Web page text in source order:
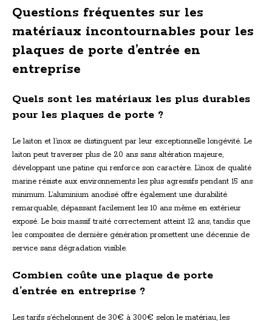
Questions fréquentes sur les
matériaux incontournables pour les
plaques de porte d’entrée en
entreprise
Quels sont les matériaux les plus durables
pour les plaques de porte ?
Le laiton et l’inox se distinguent par leur exceptionnelle longévité. Le
laiton peut traverser plus de 20 ans sans altération majeure,
développant une patine qui renforce son caractère. L’inox de qualité
marine résiste aux environnements les plus agressifs pendant 15 ans
minimum. L’aluminium anodisé offre également une durabilité
remarquable, dépassant facilement les 10 ans même en extérieur
exposé. Le bois massif traité correctement atteint 12 ans, tandis que
les composites de dernière génération promettent une décennie de
service sans dégradation visible.
Combien coûte une plaque de porte
d’entrée en entreprise ?
Les tarifs s’échelonnent de 30€ à 300€ selon le matériau, les